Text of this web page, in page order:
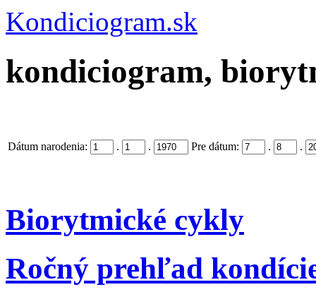
Kondiciogram.sk
kondiciogram,
Dátum narodenia: . . Pre dátum: . .
Biorytmické cykly
Ročný prehľad